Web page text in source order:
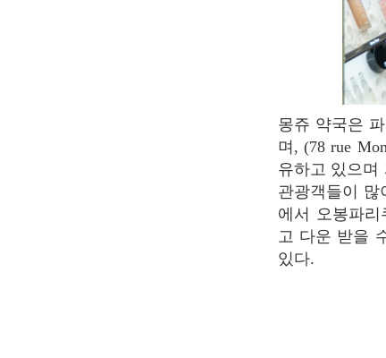
몽쥬 약국은 파리에서 최고의 약국 중 하나로 뽑힌다. 몽쥬 약국은 라틴지구 중심부에 있으
며, (78 rue
유하고 있으며
관광객들이
에서 오봉파
고 다운 받을
있다.